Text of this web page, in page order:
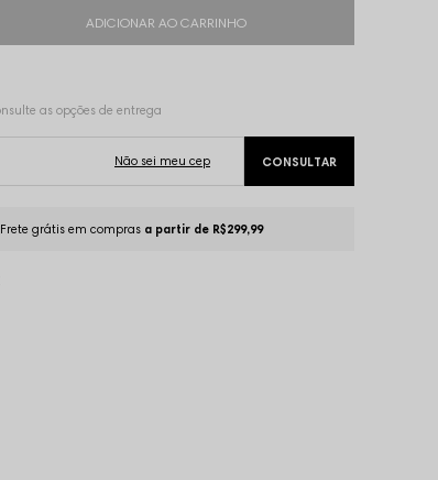
Frete grátis em compras a partir de R$299,99